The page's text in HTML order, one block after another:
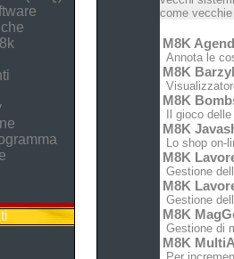
come
M8K
Annota le
M8K
M8K
Il gioco
M8K
Lo shop on-
M8K
Gestione
M8K
Gestione
M8K
Gestione di
M8K